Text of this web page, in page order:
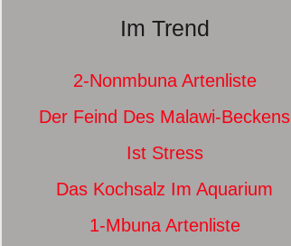
Im Trend
2-Nonmbuna Artenliste
Der Feind Des Malawi-Beckens
Ist Stress
Das Kochsalz Im Aquarium
1-Mbuna Artenliste